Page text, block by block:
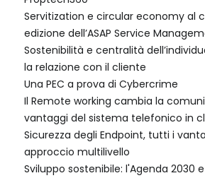
Servitization e circular economy al
edizione dell’ASAP Service
Sostenibilità e centralità
la relazione con il cliente
Una PEC a prova di Cybercrime
Il Remote working cambia la
vantaggi del sistema telefonico in
Sicurezza degli Endpoint, tutti i
approccio multilivello
Sviluppo sostenibile: l'Agenda 2030